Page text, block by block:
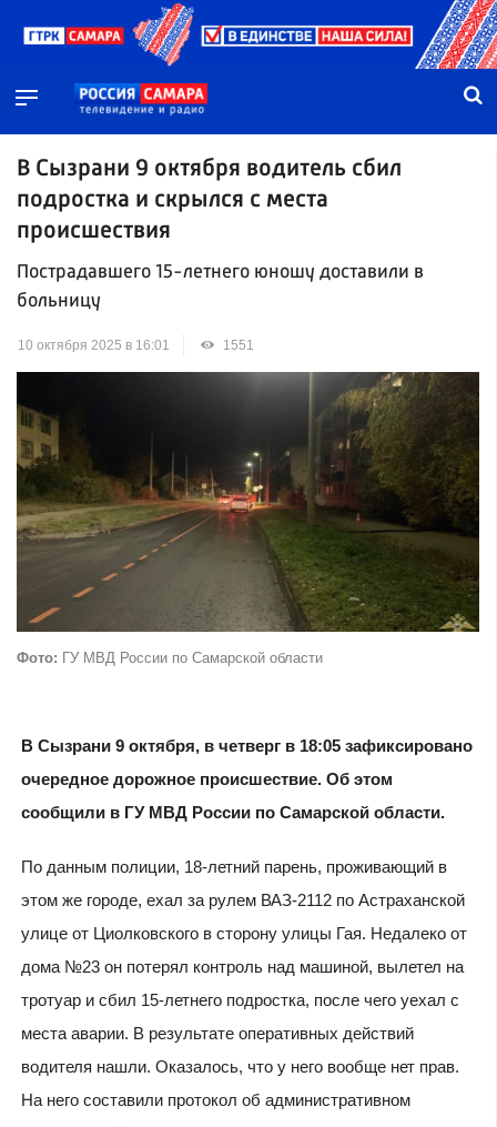
В Сызрани 9 октября водитель сбил
подростка и скрылся с места
происшествия
Пострадавшего 15-летнего юношу доставили в
больницу
10 октября 2025 в 16:01 1551
Фото: ГУ МВД России по Самарской области
В Сызрани 9 октября, в четверг в 18:05 зафиксировано
очередное дорожное происшествие. Об этом
сообщили в ГУ МВД России по Самарской области.
По данным полиции, 18-летний парень, проживающий в
этом же городе, ехал за рулем ВАЗ-2112 по Астраханской
улице от Циолковского в сторону улицы Гая. Недалеко от
дома №23 он потерял контроль над машиной, вылетел на
тротуар и сбил 15-летнего подростка, после чего уехал с
места аварии. В результате оперативных действий
водителя нашли. Оказалось, что у него вообще нет прав.
На него составили протокол об административном